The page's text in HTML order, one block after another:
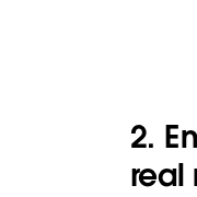
2.
real